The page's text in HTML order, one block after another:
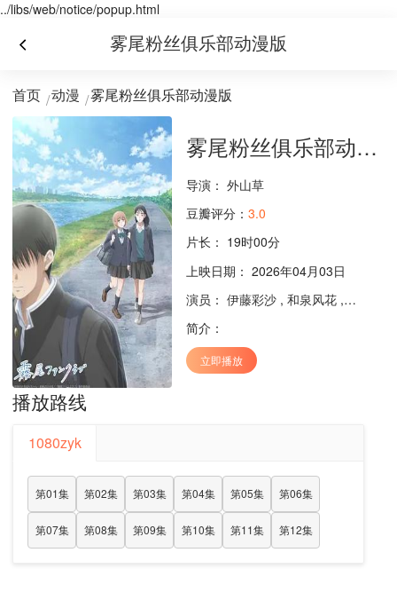
../libs/web/notice/popup.html
雾尾粉丝俱乐部动漫版
首页 动漫 雾尾粉丝俱乐部动漫版
雾尾粉丝俱乐部动漫版
导演： 外山草
豆瓣评分： 3.0
片长： 19时00分
上映日期： 2026年04月03日
演员： 伊藤彩沙 , 和泉风花 , 小笠原仁
简介：
立即播放
播放路线
1080zyk
第01集 第02集 第03集 第04集 第05集 第06集
第07集 第08集 第09集 第10集 第11集 第12集